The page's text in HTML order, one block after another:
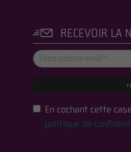
RECEVOIR LA
En cochant cette
politique de